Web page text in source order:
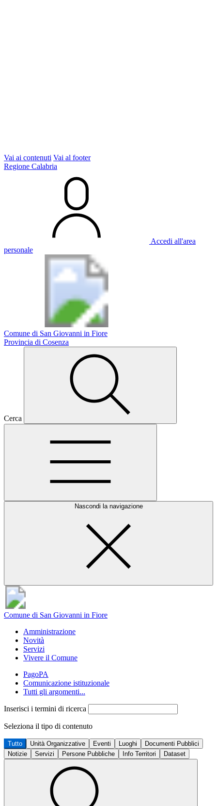
Vai ai contenuti Vai al footer
Regione Calabria
Accedi all'area
personale
Comune di San Giovanni in Fiore
Provincia di Cosenza
Cerca
Nascondi la navigazione
Comune di San Giovanni in Fiore
Amministrazione
Novità
Servizi
Vivere il Comune
PagoPA
Comunicazione istituzionale
Tutti gli argomenti...
Inserisci i termini di ricerca
Seleziona il tipo di contenuto
Tutto Unità Organizzative Eventi Luoghi
Documenti Pubblici
Notizie
Servizi Persone Pubbliche Info Territori Dataset